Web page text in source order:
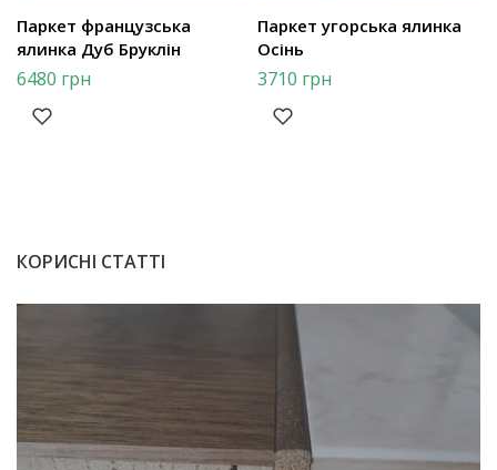
Паркет французська
ялинка Дуб Бруклін
6480 грн
Паркет угорська ялинка
Осінь
3710 грн
КОРИСНІ СТАТТІ